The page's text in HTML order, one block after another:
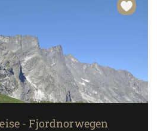
- Fjordnorwegen